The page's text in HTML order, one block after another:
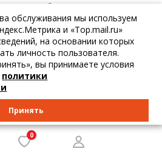
Бомбер из вельв...
44 46 48 50 52 54
В корзину
4 602₽ 6 210₽
Avili
Бомбер в клетку...
обслуживания мы используем
и «Top.mail.ru»
на основании которых
личность пользователя.
вы принимаете условия
политики
Принять
0